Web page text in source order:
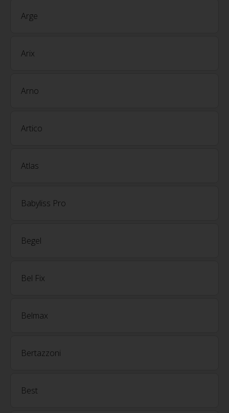
Arge
Arix
Arno
Artico
Atlas
Babyliss Pro
Begel
Bel Fix
Belmax
Bertazzoni
Best